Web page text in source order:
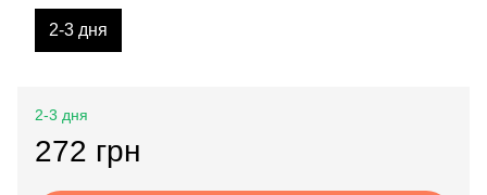
2-3 дня
2-3 дня
272 грн